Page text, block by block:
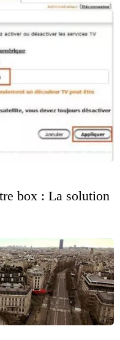
box : La solution